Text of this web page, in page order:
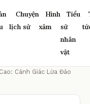
Chuyện
lịch sử
Hình
xăm
Tiểu
sử
nhân
vật
Cảnh Giác Lừa Đảo